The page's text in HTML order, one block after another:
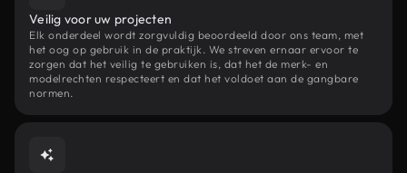
Veilig voor uw projecten
Elk onderdeel wordt zorgvuldig beoordeeld door ons team, met
het oog op gebruik in de praktijk. We streven ernaar ervoor te
zorgen dat het veilig te gebruiken is, dat het de merk- en
modelrechten respecteert en dat het voldoet aan de gangbare
normen.